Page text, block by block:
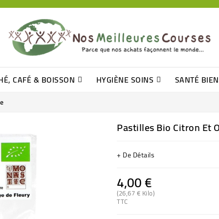
CAFÉ & BOISSON HYGIÈNE SOINS SANTÉ
Pastilles Bio Citron Et
+ De Détails
4,00 €
(26,67 € Kilo)
TTC